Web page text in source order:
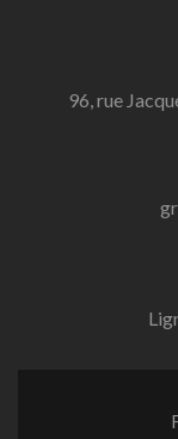
96, rue